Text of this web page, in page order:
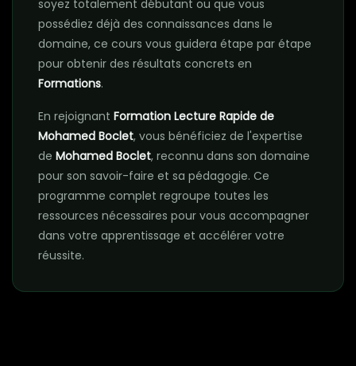
soyez totalement débutant ou que vous
possédiez déjà des connaissances dans le
domaine, ce cours vous guidera étape par étape
pour obtenir des résultats concrets en
Formations.
En rejoignant Formation Lecture Rapide de
Mohamed Boclet, vous bénéficiez de l'expertise
de Mohamed Boclet, reconnu dans son domaine
pour son savoir-faire et sa pédagogie. Ce
programme complet regroupe toutes les
ressources nécessaires pour vous accompagner
dans votre apprentissage et accélérer votre
réussite.